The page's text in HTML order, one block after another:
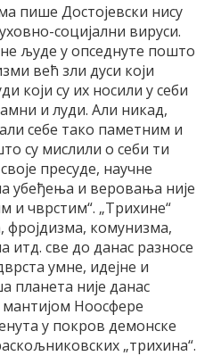
пише Достојевски нису
социјални вируси.
људе у опседнуте пошто
већ зли дуси који
који су их носили у себи
и луди. Али никад,
себе тако паметним и
су мислили о себи ти
пресуде, научне
убеђења и веровања није
и чврстим“. „Трихине“
фројдизма, комунизма,
итд. све до данас разносе
умне, идејне и
планета није данас
Ноосфере
у покров демонске
„трихина“.